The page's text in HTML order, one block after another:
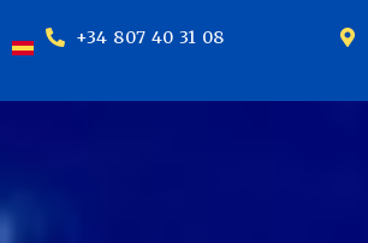
+34 807 40 31 08